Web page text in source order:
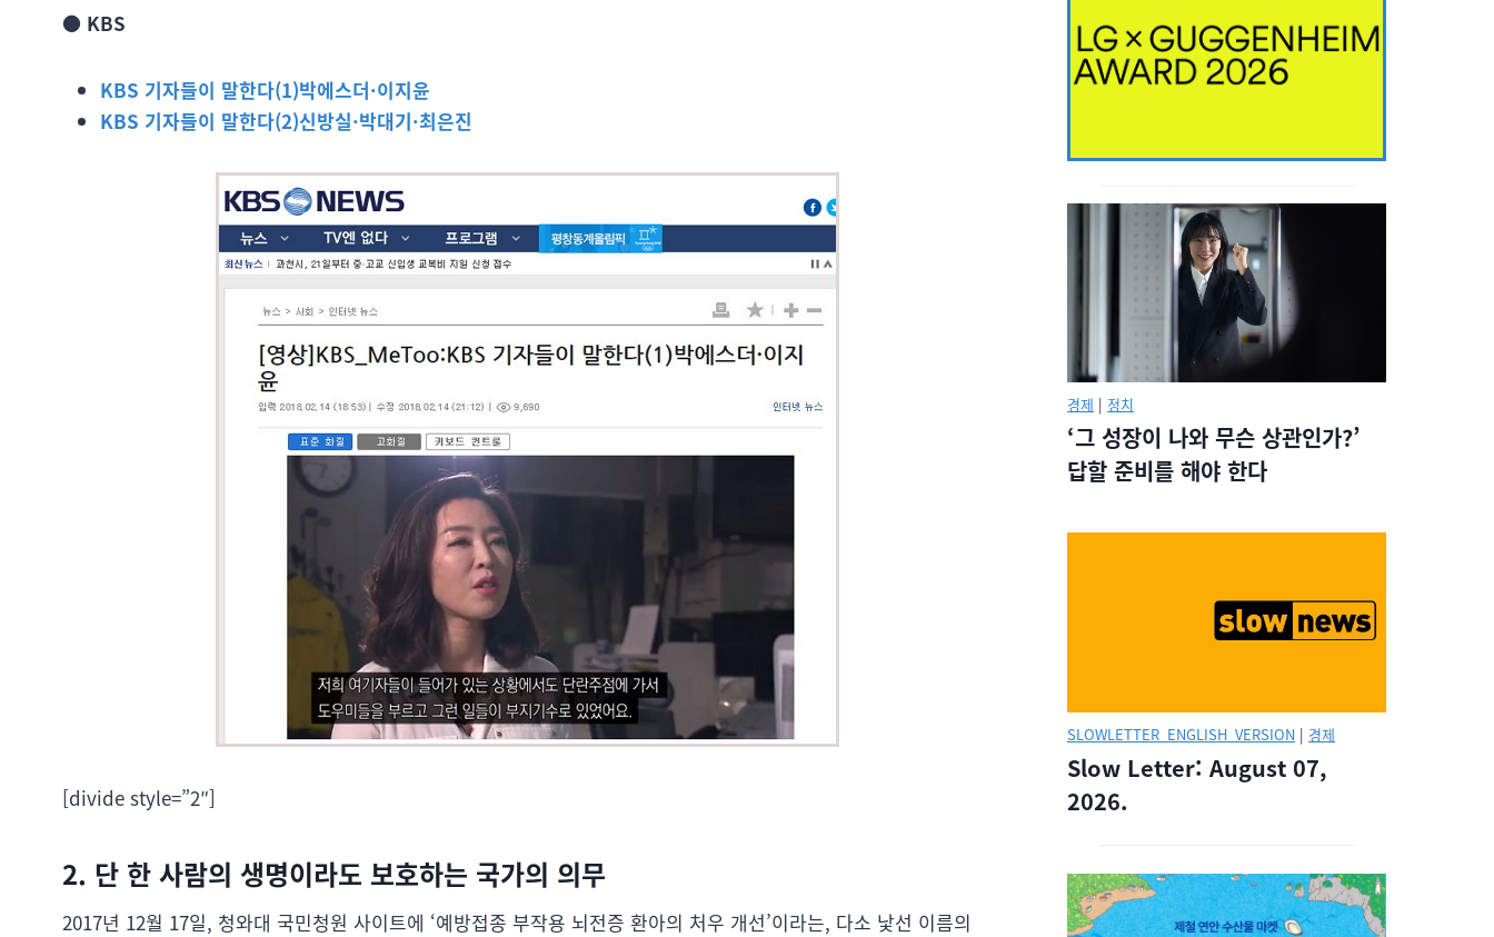
● KBS
KBS 기자들이 말한다(1)박에스더·이지윤
KBS 기자들이 말한다(2)신방실·박대기·최은진
[divide style=”2″]
2. 단 한 사람의 생명이라도 보호하는 국가의 의무
2017년 12월 17일, 청와대 국민청원 사이트에 ‘예방접종 부작용 뇌전증 환아의 처우 개선’이라는, 다소 낯선 이름의
경제 | 정치
‘그 성장이 나와 무슨 상관인가?’
답할 준비를 해야 한다
SLOWLETTER_ENGLISH_VERSION | 경제
Slow Letter: August 07,
2026.